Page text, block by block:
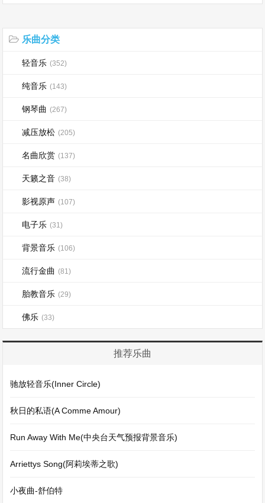
乐曲分类
轻音乐 (352)
纯音乐 (143)
钢琴曲 (267)
减压放松 (205)
名曲欣赏 (137)
天籁之音 (38)
影视原声 (107)
电子乐 (31)
背景音乐 (106)
流行金曲 (81)
胎教音乐 (29)
佛乐 (33)
推荐乐曲
驰放轻音乐(Inner Circle)
秋日的私语(A Comme Amour)
Run Away With Me(中央台天气预报背景音乐)
Arriettys Song(阿莉埃蒂之歌)
小夜曲-舒伯特